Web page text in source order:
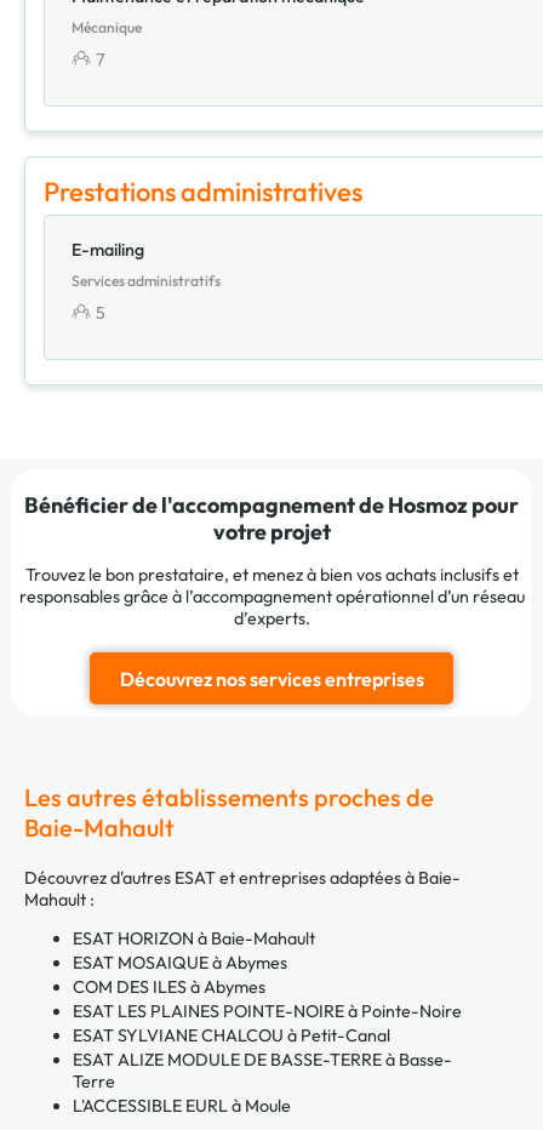
Mécanique
7
Prestations administratives
E-mailing
Services administratifs
5
Bénéficier de l'accompagnement de Hosmoz pour
votre projet
Trouvez le bon prestataire, et menez à bien vos achats inclusifs et
responsables grâce à l’accompagnement opérationnel d’un réseau
d’experts.
Découvrez nos services entreprises
Les autres établissements proches de
Baie-Mahault
Découvrez d'autres ESAT et entreprises adaptées à Baie-
Mahault :
ESAT HORIZON à Baie-Mahault
ESAT MOSAIQUE à Abymes
COM DES ILES à Abymes
ESAT LES PLAINES POINTE-NOIRE à Pointe-Noire
ESAT SYLVIANE CHALCOU à Petit-Canal
ESAT ALIZE MODULE DE BASSE-TERRE à Basse-
Terre
L'ACCESSIBLE EURL à Moule